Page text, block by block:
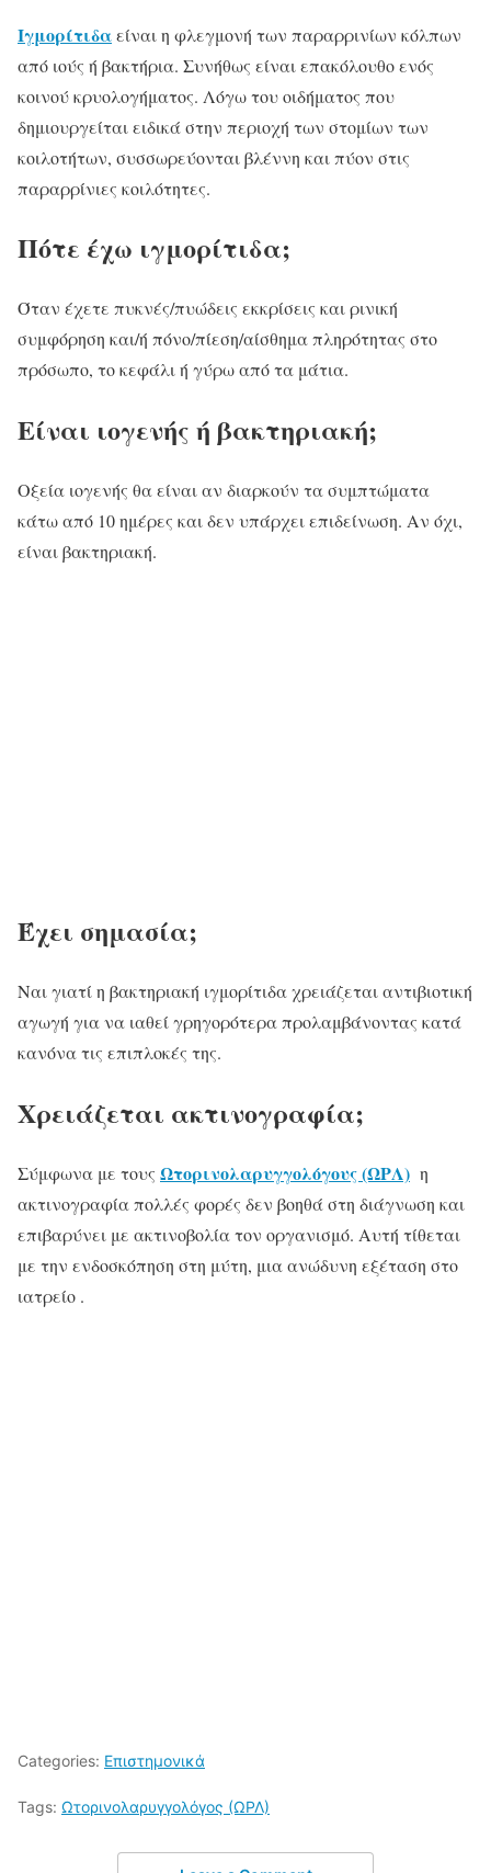
Ιγμορίτιδαείναι η φλεγμονή των παραρρινίων κόλπων
από ιούς ή βακτήρια. Συνήθως είναι επακόλουθο ενός
κοινού κρυολογήματος. Λόγω του οιδήματος που
δημιουργείται ειδικά στην περιοχή των στομίων των
κοιλοτήτων, συσσωρεύονται βλέννη και πύον στις
παραρρίνιες κοιλότητες.
Πότε έχω ιγμορίτιδα;
Όταν έχετε πυκνές/πυώδεις εκκρίσεις και ρινική
συμφόρηση και/ή πόνο/πίεση/αίσθημα πληρότητας στο
πρόσωπο, το κεφάλι ή γύρω από τα μάτια.
Είναι ιογενής ή βακτηριακή;
Οξεία ιογενής θα είναι αν διαρκούν τα συμπτώματα
κάτω από 10 ημέρες και δεν υπάρχει επιδείνωση. Αν όχι,
είναι βακτηριακή.
Έχει σημασία;
Ναι γιατί η βακτηριακή ιγμορίτιδα χρειάζεται αντιβιοτική
αγωγή για να ιαθεί γρηγορότερα προλαμβάνοντας κατά
κανόνα τις επιπλοκές της.
Χρειάζεται ακτινογραφία;
Σύμφωνα με τους Ωτορινολαρυγγολόγους (ΩΡΛ) η
ακτινογραφία πολλές φορές δεν βοηθά στη διάγνωση και
επιβαρύνει με ακτινοβολία τον οργανισμό. Αυτή τίθεται
με την ενδοσκόπηση στη μύτη, μια ανώδυνη εξέταση στο
ιατρείο .
Categories: Επιστημονικά
Tags: Ωτορινολαρυγγολόγος (ΩΡΛ)